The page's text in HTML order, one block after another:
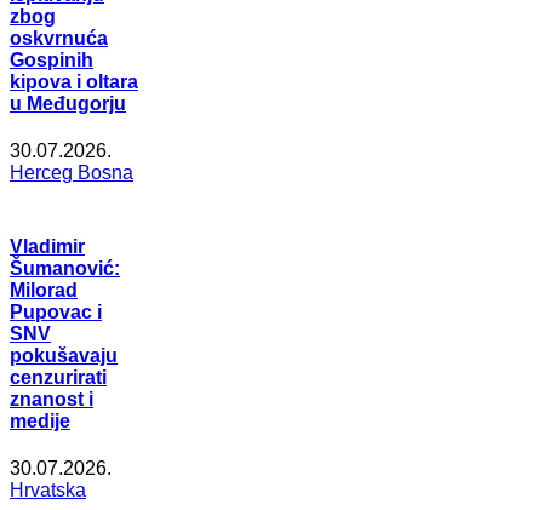
zbog
oskvrnuća
Gospinih
kipova i oltara
u Međugorju
30.07.2026.
Herceg Bosna
Vladimir
Šumanović:
Milorad
Pupovac i
SNV
pokušavaju
cenzurirati
znanost i
medije
30.07.2026.
Hrvatska